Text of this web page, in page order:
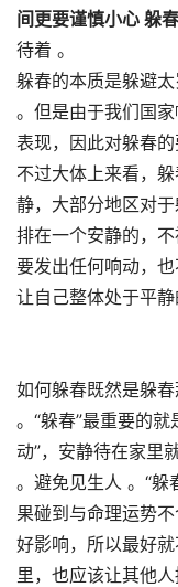
间更要谨慎小心 躲
待着 。
躲春的本质是躲避
。但是由于我们国
表现，因此对躲春的
不过大体上来看，
静，大部分地区对
排在一个安静的，
要发出任何响动，
让自己整体处于平静
如何躲春既然是躲
。“躲春”最重要的
动”，安静待在家里
。避免见生人 。“躲
果碰到与命理运势
好影响，所以最好
里，也应该让其他